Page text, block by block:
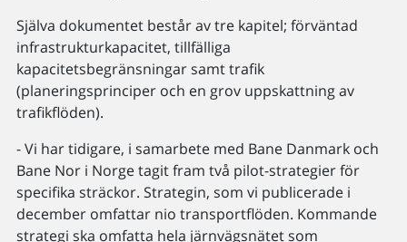
Själva dokumentet består av tre kapitel; förväntad
infrastrukturkapacitet, tillfälliga
kapacitetsbegränsningar samt trafik
(planeringsprinciper och en grov uppskattning av
trafikflöden).
- Vi har tidigare, i samarbete med Bane Danmark och
Bane Nor i Norge tagit fram två pilot-strategier för
specifika sträckor. Strategin, som vi publicerade i
december omfattar nio transportflöden. Kommande
strategi ska omfatta hela järnvägsnätet som